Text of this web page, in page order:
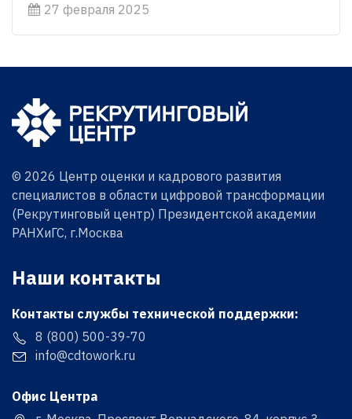
27 февраля 2025
© 2026 Центр оценки и кадрового развития
специалистов в области цифровой трансформации
(Рекрутинговый центр) Президентской академии
РАНХиГС, г.Москва
Наши контакты
Контакты службы технической поддержки:
8 (800) 500-39-70
info@cdtowork.ru
Офис Центра